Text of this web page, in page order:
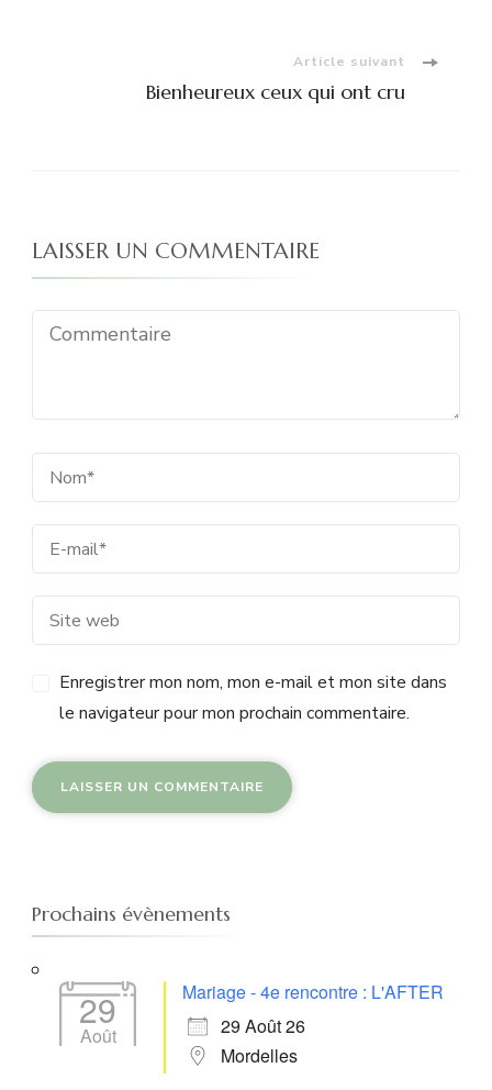
Article suivant
Bienheureux ceux qui ont cru
LAISSER UN COMMENTAIRE
Enregistrer mon nom, mon e-mail et mon site dans
le navigateur pour mon prochain commentaire.
Prochains évènements
29
Août
Mariage - 4e rencontre : L'AFTER
29 Août 26
Mordelles